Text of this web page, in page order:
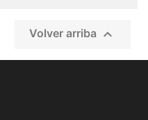
Volver arriba 